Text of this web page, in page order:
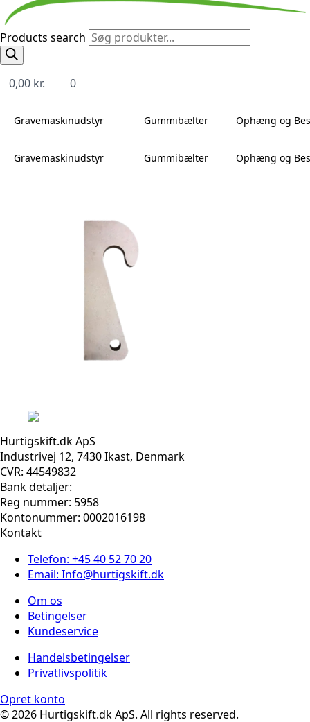
Products search
0,00 kr. 0
Gravemaskinudstyr Gummibælter Ophæng og
Gravemaskinudstyr Gummibælter Ophæng og
Hurtigskift.dk ApS
Industrivej 12, 7430 Ikast, Denmark
CVR: 44549832
Bank detaljer:
Reg nummer: 5958
Kontonummer: 0002016198
Kontakt
Telefon: +45 40 52 70 20
Email: Info@hurtigskift.dk
Om os
Betingelser
Kundeservice
Handelsbetingelser
Privatlivspolitik
Opret konto
© 2026 Hurtigskift.dk ApS. All rights reserved.